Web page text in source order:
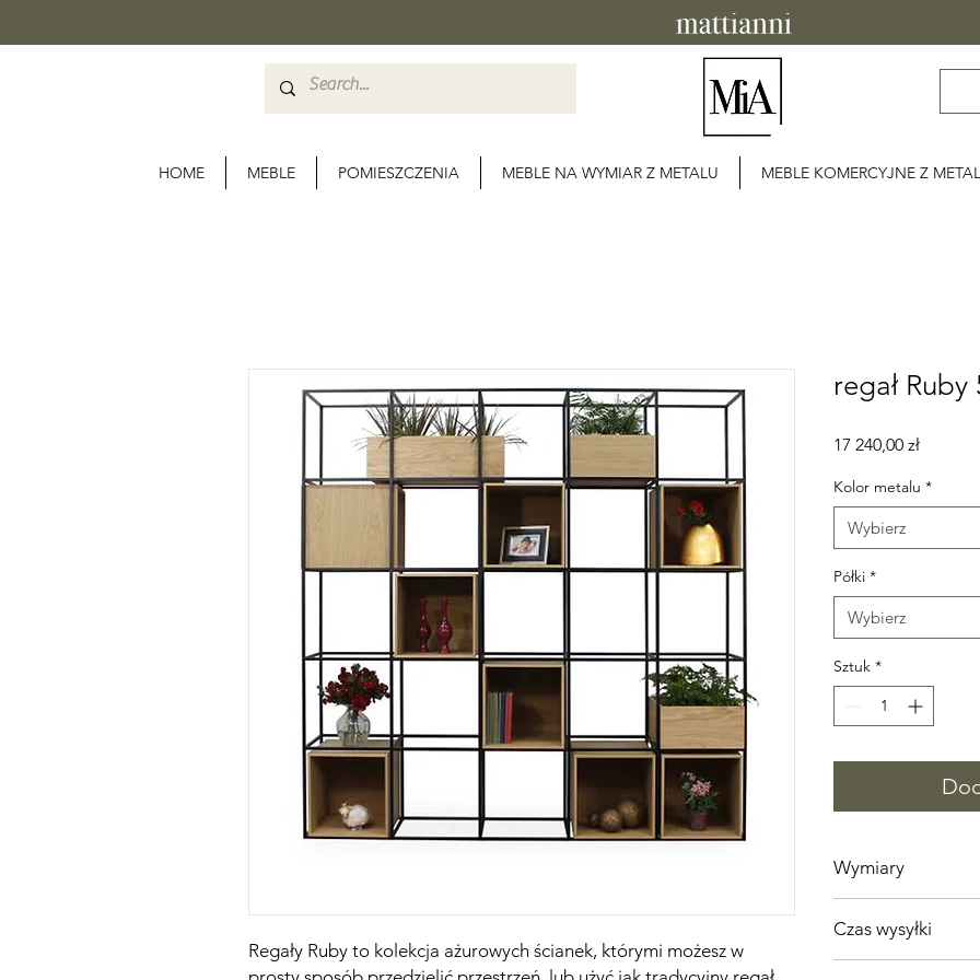
HOME MEBLE POMIESZCZENIA MEBLE NA WYMIAR Z METALU MEBLE KOMERCYJNE Z
Regały Ruby to kolekcja ażurowych ścianek, którymi możesz w
regał Ruby
17 240,00 złCena
Kolor metalu *
Wybierz
Półki *
Wybierz
Sztuk *
Wymiary
szerokość 46 cm
wysokość konstrukcji
Czas wysyłki